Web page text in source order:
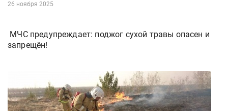
26 ноября 2025
️ МЧС предупреждает: поджог сухой травы опасен и
запрещён!